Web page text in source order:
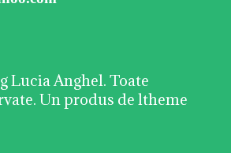
Lucia Anghel. Toate
Un produs de ltheme